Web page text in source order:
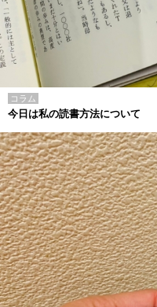
コラム
今日は私の読書方法について